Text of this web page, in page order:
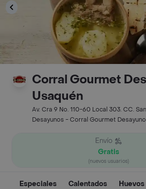
Corral Gourmet
Usaquén
Av. Cra 9 No. 110-60 Local 303. CC.
Desayunos - Corral Gourmet
Envío
Gratis
(nuevos usuarios)
Especiales Calentados Huevos